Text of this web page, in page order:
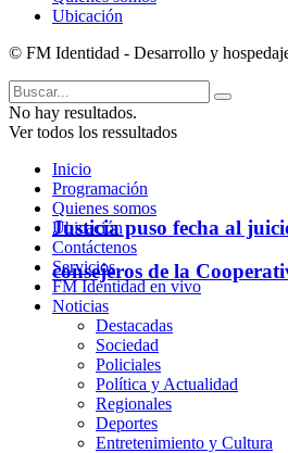
Justicia puso fecha al
consejeros de la
Ubicación
© FM Identidad - Desarrollo y
No hay resultados.
Ver todos los ressultados
Inicio
Programación
Quienes somos
Ubicación
Contáctenos
Servicios
FM Identidad en vivo
Noticias
Destacadas
Sociedad
Policiales
Política y Actualidad
Regionales
Deportes
Entretenimiento y Cultura